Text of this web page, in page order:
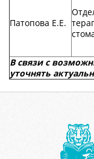
Патопова Е.Е.
В связи с
уточнять